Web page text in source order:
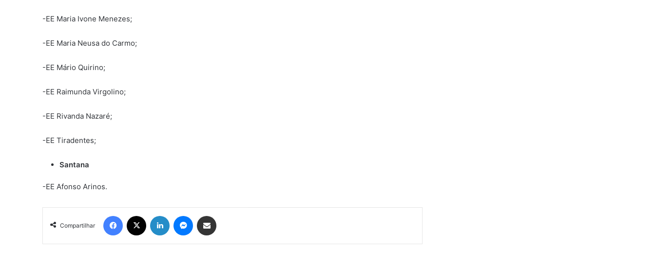
-EE Maria Ivone Menezes;
-EE Maria Neusa do Carmo;
-EE Mário Quirino;
-EE Raimunda Virgolino;
-EE Rivanda Nazaré;
-EE Tiradentes;
Santana
-EE Afonso Arinos.
Compartilhar
Facebook Linkedin Messenger